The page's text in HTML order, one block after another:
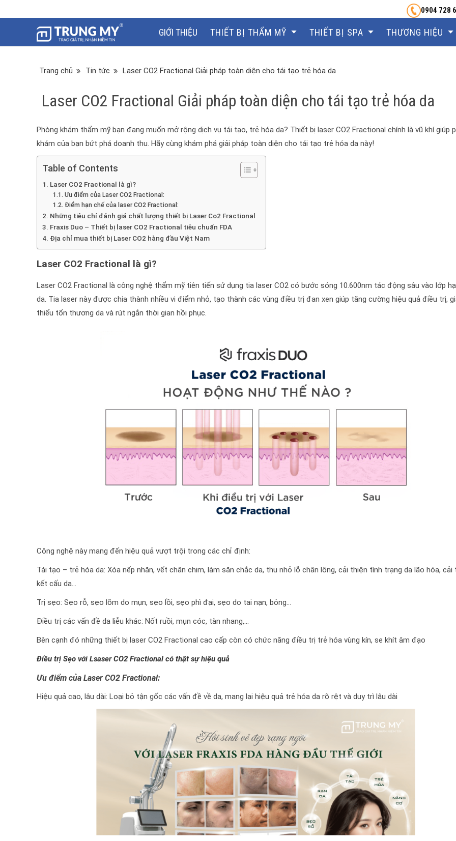
0904 728
GIỚI THIỆU THIẾT BỊ THẨM MỸ THIẾT BỊ SPA THƯƠNG HIỆU
Trang chủ Tin tức Laser CO2 Fractional Giải pháp toàn diện cho tái tạo trẻ hóa da
Laser CO2 Fractional Giải pháp toàn diện cho tái tạo trẻ hóa da
Phòng khám thẩm mỹ bạn đang muốn mở rộng dịch vụ tái tạo, trẻ hóa da? Thiết bị laser CO2 Fractional chính là vũ khí giúp
khám của bạn bứt phá doanh thu. Hãy cùng khám phá giải pháp toàn diện cho tái tạo trẻ hóa da này!
Table of Contents
Laser CO2 Fractional là gì?
Ưu điểm của Laser CO2 Fractional:
Điểm hạn chế của laser CO2 Fractional:
Những tiêu chí đánh giá chất lượng thiết bị Laser Co2 Fractional
Fraxis Duo – Thiết bị laser CO2 Fractional tiêu chuẩn FDA
Địa chỉ mua thiết bị Laser CO2 hàng đầu Việt Nam
Laser CO2 Fractional là gì?
Laser CO2 Fractional là công nghệ thẩm mỹ tiên tiến sử dụng tia laser CO2 có bước sóng 10.600nm tác động sâu vào lớp
da. Tia laser này được chia thành nhiều vi điểm nhỏ, tạo thành các vùng điều trị đan xen giúp tăng cường hiệu quả điều trị,
thiểu tổn thương da và rút ngắn thời gian hồi phục.
Công nghệ này mang đến hiệu quả vượt trội trong các chỉ định:
Tái tạo – trẻ hóa da: Xóa nếp nhăn, vết chân chim, làm săn chắc da, thu nhỏ lỗ chân lông, cải thiện tình trạng da lão hóa, cải
kết cấu da…
Trị sẹo: Sẹo rỗ, sẹo lõm do mụn, sẹo lồi, sẹo phì đại, sẹo do tai nạn, bỏng…
Điều trị các vấn đề da liễu khác: Nốt ruồi, mụn cóc, tàn nhang,…
Bên cạnh đó những thiết bị laser CO2 Fractional cao cấp còn có chức năng điều trị trẻ hóa vùng kín, se khít âm đạo
Điều trị Sẹo với Lsaser CO2 Fractional có thật sự hiệu quả
Ưu điểm của Laser CO2 Fractional:
Hiệu quả cao, lâu dài: Loại bỏ tận gốc các vấn đề về da, mang lại hiệu quả trẻ hóa da rõ rệt và duy trì lâu dài